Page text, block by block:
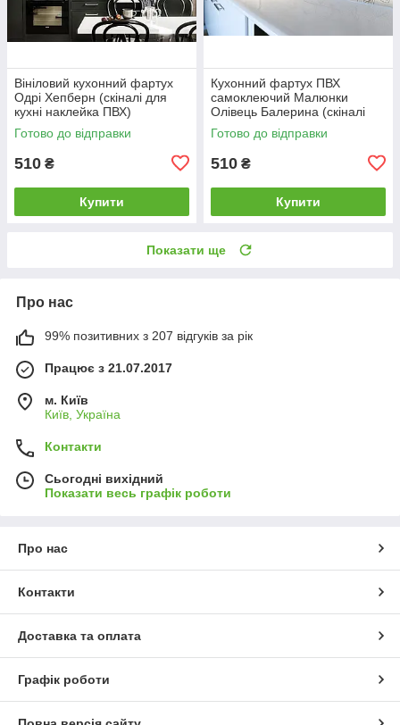
Вініловий кухонний фартух
Одрі Хепберн (скіналі для
кухні наклейка ПВХ)
персонажі ретро Чорно-білий
600*2000
Готово до відправки
510 ₴
Купити
Кухонний фартух ПВХ
самоклеючий Малюнки
Олівець Балерина (скіналі
наклейка ПВХ) під сірий
дошки 600*2000 мм
Готово до відправки
510 ₴
Купити
Показати ще
Про нас
99% позитивних з 207 відгуків за рік
Працює з 21.07.2017
м. Київ
Київ, Україна
Контакти
Сьогодні вихідний
Показати весь графік роботи
Про нас
Контакти
Доставка та оплата
Графік роботи